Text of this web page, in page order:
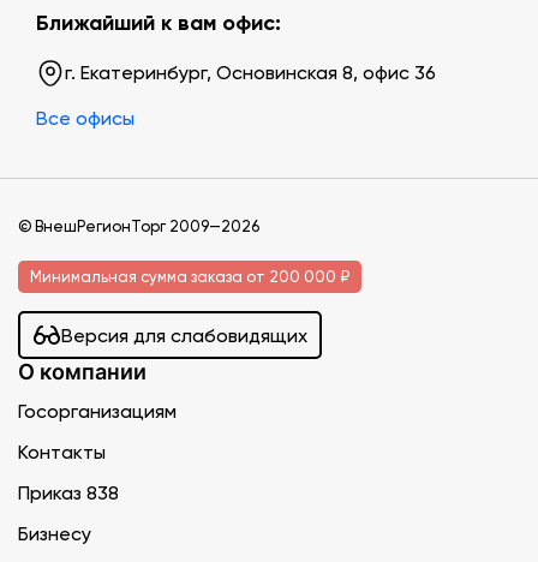
Ближайший к вам офис:
г. Екатеринбург, Основинская 8, офис 36
Все офисы
© ВнешРегионТорг 2009—2026
Минимальная сумма заказа от 200 000 ₽
Версия для слабовидящих
О компании
Госорганизациям
Контакты
Приказ 838
Бизнесу